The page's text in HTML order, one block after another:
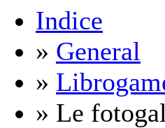
Indice
» General
»
» Le